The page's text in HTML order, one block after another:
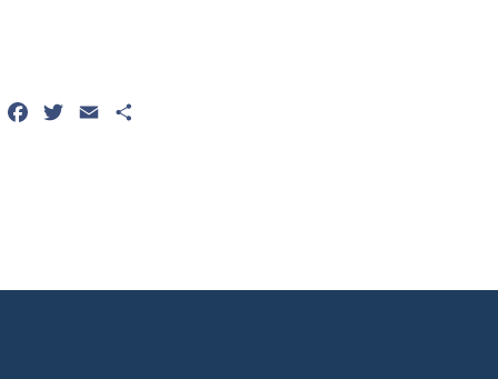
Facebook
Twitter
Email